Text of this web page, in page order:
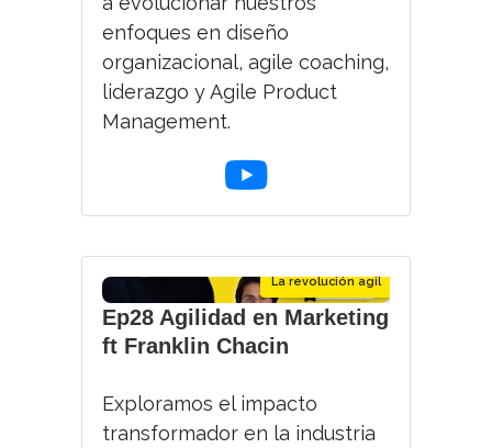
enfoques en diseño
organizacional, agile coaching,
liderazgo y Agile Product
Management.
La revolución agil
Ep28 Agilidad en Marketing
ft Franklin Chacin
Exploramos el impacto
transformador en la industria